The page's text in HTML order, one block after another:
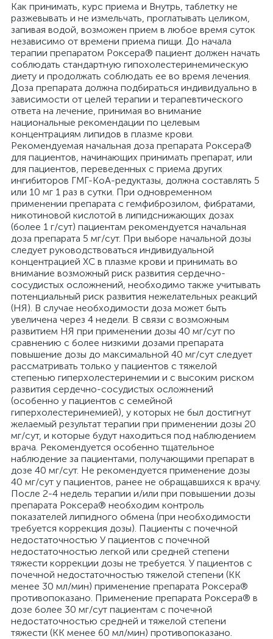
Как принимать, курс приема и Внутрь, таблетку не
разжевывать и не измельчать, проглатывать целиком,
запивая водой, возможен прием в любое время суток
независимо от времени приема пищи. До начала
терапии препаратом Роксера® пациент должен начать
соблюдать стандартную гипохолестеринемическую
диету и продолжать соблюдать ее во время лечения.
Доза препарата должна подбираться индивидуально в
зависимости от целей терапии и терапевтического
ответа на лечение, принимая во внимание
национальные рекомендации по целевым
концентрациям липидов в плазме крови.
Рекомендуемая начальная доза препарата Роксера®
для пациентов, начинающих принимать препарат, или
для пациентов, переведенных с приема других
ингибиторов ГМГ-КоА-редуктазы, должна составлять 5
или 10 мг 1 раз в сутки. При одновременном
применении препарата с гемфиброзилом, фибратами,
никотиновой кислотой в липидснижающих дозах
(более 1 г/сут) пациентам рекомендуется начальная
доза препарата 5 мг/сут. При выборе начальной дозы
следует руководствоваться индивидуальной
концентрацией ХС в плазме крови и принимать во
внимание возможный риск развития сердечно-
сосудистых осложнений, необходимо также учитывать
потенциальный риск развития нежелательных реакций
(НЯ). В случае необходимости доза может быть
увеличена через 4 недели. В связи с возможным
развитием НЯ при применении дозы 40 мг/сут по
сравнению с более низкими дозами препарата
повышение дозы до максимальной 40 мг/сут следует
рассматривать только у пациентов с тяжелой
степенью гиперхолестеринемии и с высоким риском
развития сердечно-сосудистых осложнений
(особенно у пациентов с семейной
гиперхолестеринемией), у которых не был достигнут
желаемый результат терапии при применении дозы 20
мг/сут, и которые будут находиться под наблюдением
врача. Рекомендуется особенно тщательное
наблюдение за пациентами, получающими препарат в
дозе 40 мг/сут. Не рекомендуется применение дозы
40 мг/сут у пациентов, ранее не обращавшихся к врачу.
После 2-4 недель терапии и/или при повышении дозы
препарата Роксера® необходим контроль
показателей липидного обмена (при необходимости
требуется коррекция дозы). Пациенты с почечной
недостаточностью У пациентов с почечной
недостаточностью легкой или средней степени
тяжести коррекции дозы не требуется. У пациентов с
почечной недостаточностью тяжелой степени (КК
менее 30 мл/мин) применение препарата Роксера®
противопоказано. Применение препарата Роксера® в
дозе более 30 мг/сут пациентам с почечной
недостаточностью средней и тяжелой степени
тяжести (КК менее 60 мл/мин) противопоказано.